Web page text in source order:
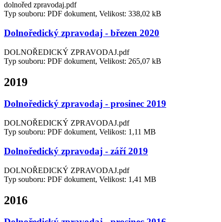
dolnořed zpravodaj.pdf
Typ souboru: PDF dokument, Velikost: 338,02 kB
Dolnoředický zpravodaj - březen 2020
DOLNOŘEDICKÝ ZPRAVODAJ.pdf
Typ souboru: PDF dokument, Velikost: 265,07 kB
2019
Dolnoředický zpravodaj - prosinec 2019
DOLNOŘEDICKÝ ZPRAVODAJ.pdf
Typ souboru: PDF dokument, Velikost: 1,11 MB
Dolnoředický zpravodaj - září 2019
DOLNOŘEDICKÝ ZPRAVODAJ.pdf
Typ souboru: PDF dokument, Velikost: 1,41 MB
2016